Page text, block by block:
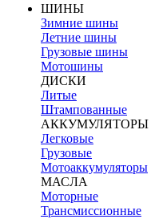
ШИНЫ
Зимние шины
Летние шины
Грузовые шины
Мотошины
ДИСКИ
Литые
Штампованные
АККУМУЛЯТОРЫ
Легковые
Грузовые
Мотоаккумуляторы
МАСЛА
Моторные
Трансмиссионные